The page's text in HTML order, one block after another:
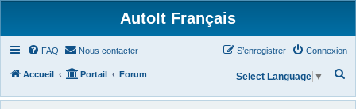
AutoIt Français
FAQ Nous contacter Connexion
S’enregistrer
Accueil Portail Forum Select Language ▼